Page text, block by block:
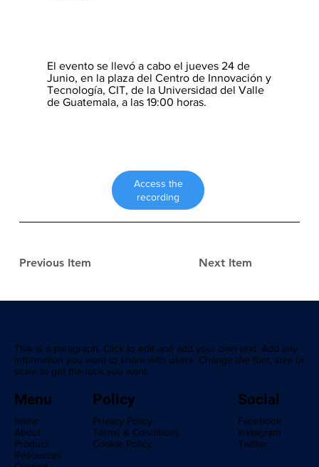
Previous Item Next Item
El evento se llevó a cabo el jueves 24 de
Junio, en la plaza del Centro de Innovación y
Tecnología, CIT, de la Universidad del Valle
de Guatemala, a las 19:00 horas.
Access the
recording
This is a paragraph. Click to edit and add your own text. Add any
information you want to share with users. Change the font, size or
scale to get the look you want.
home
About
Product
Resources
Menu
Facebook
Instagram
Twitter
Social
Privacy Policy
Terms & Conditions
Cookie Policy
Policy